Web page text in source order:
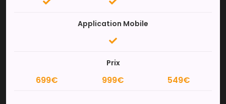
Application Mobile
Prix
699€ 999€ 549€